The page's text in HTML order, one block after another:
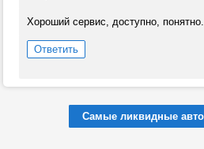
Хороший сервис, доступно, понятно.
Ответить
Самые ликвидные